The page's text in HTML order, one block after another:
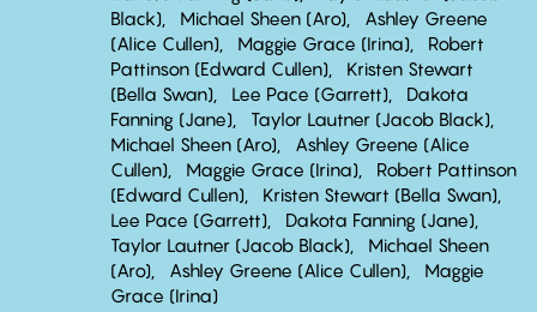
Black)
Michael Sheen (Aro)
Ashley Greene
(Alice Cullen)
Maggie Grace (Irina)
Robert
Pattinson (Edward Cullen)
Kristen Stewart
(Bella Swan)
Lee Pace (Garrett)
Dakota
Fanning (Jane)
Taylor Lautner (Jacob Black)
Michael Sheen (Aro)
Ashley Greene (Alice
Cullen)
Maggie Grace (Irina)
Robert Pattinson
(Edward Cullen)
Kristen Stewart (Bella Swan)
Lee Pace (Garrett)
Dakota Fanning (Jane)
Taylor Lautner (Jacob Black)
Michael Sheen
(Aro)
Ashley Greene (Alice Cullen)
Maggie
Grace (Irina)